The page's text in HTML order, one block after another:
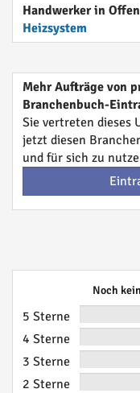
Handwerker in
Heizsystem
Mehr Aufträge von
Branchenbuch-
Sie vertreten dieses
jetzt diesen
und für sich zu
Noch
5 Sterne
4 Sterne
3 Sterne
2 Sterne